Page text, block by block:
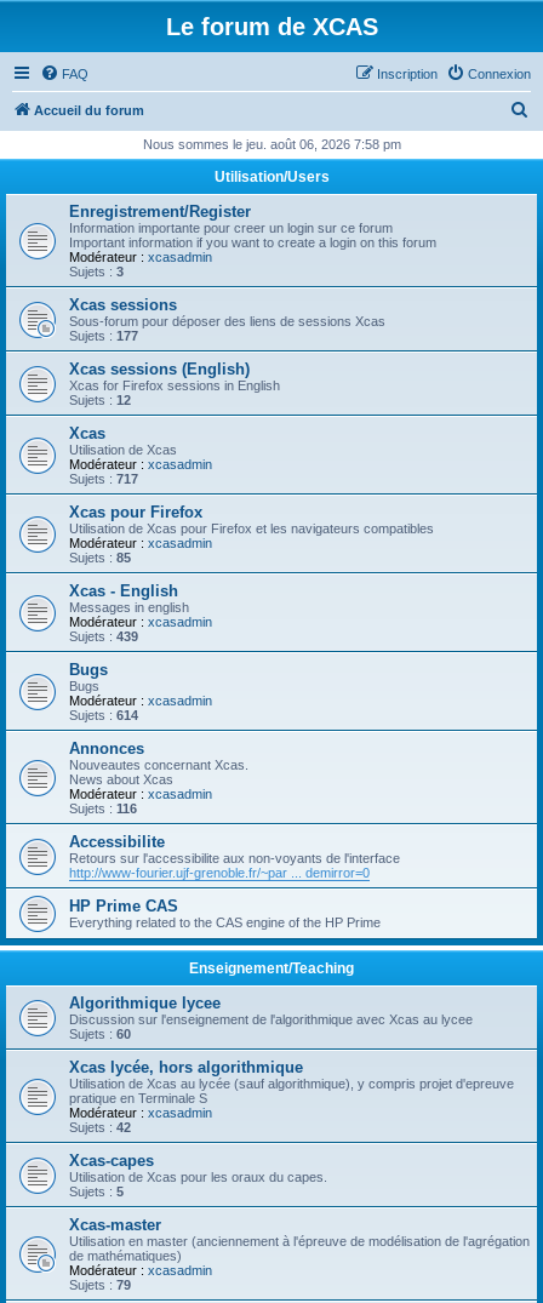
Le forum de XCAS
FAQ Connexion
Inscription
Accueil du forum
h
c
Nous sommes le jeu. août 06, 2026 7:58 pm
Utilisation/Users
Enregistrement/Register
Information importante pour creer un login sur ce forum
Important information if you want to create a login on this forum
Modérateur : xcasadmin
Sujets : 3
Xcas sessions
Sous-forum pour déposer des liens de sessions Xcas
Sujets : 177
Xcas sessions (English)
Xcas for Firefox sessions in English
Sujets : 12
Xcas
Utilisation de Xcas
Modérateur : xcasadmin
Sujets : 717
Xcas pour Firefox
Utilisation de Xcas pour Firefox et les navigateurs compatibles
Modérateur : xcasadmin
Sujets : 85
Xcas - English
Messages in english
Modérateur : xcasadmin
Sujets : 439
Bugs
Bugs
Modérateur : xcasadmin
Sujets : 614
Annonces
Nouveautes concernant Xcas.
News about Xcas
Modérateur : xcasadmin
Sujets : 116
Accessibilite
Retours sur l'accessibilite aux non-voyants de l'interface
http://www-fourier.ujf-grenoble.fr/~par ... demirror=0
HP Prime CAS
Everything related to the CAS engine of the HP Prime
Enseignement/Teaching
Algorithmique lycee
Discussion sur l'enseignement de l'algorithmique avec Xcas au lycee
Sujets : 60
Xcas lycée, hors algorithmique
Utilisation de Xcas au lycée (sauf algorithmique), y compris projet d'epreuve
pratique en Terminale S
Modérateur : xcasadmin
Sujets : 42
Xcas-capes
Utilisation de Xcas pour les oraux du capes.
Sujets : 5
Xcas-master
Utilisation en master (anciennement à l'épreuve de modélisation de l'agrégation
de mathématiques)
Modérateur : xcasadmin
Sujets : 79